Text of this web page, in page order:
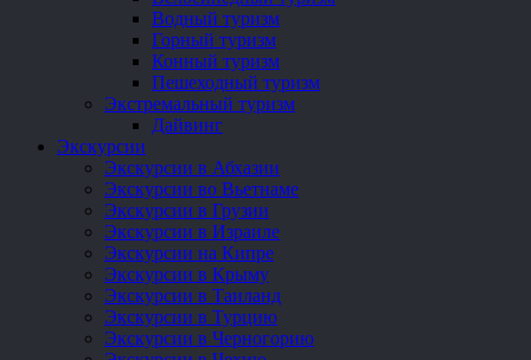
Водный туризм
Горный туризм
Конный туризм
Пешеходный туризм
Экстремальный туризм
Дайвинг
Экскурсии
Экскурсии в Абхазии
Экскурсии во Вьетнаме
Экскурсии в Грузии
Экскурсии в Израиле
Экскурсии на Кипре
Экскурсии в Крыму
Экскурсии в Таиланд
Экскурсии в Турцию
Экскурсии в Черногорию